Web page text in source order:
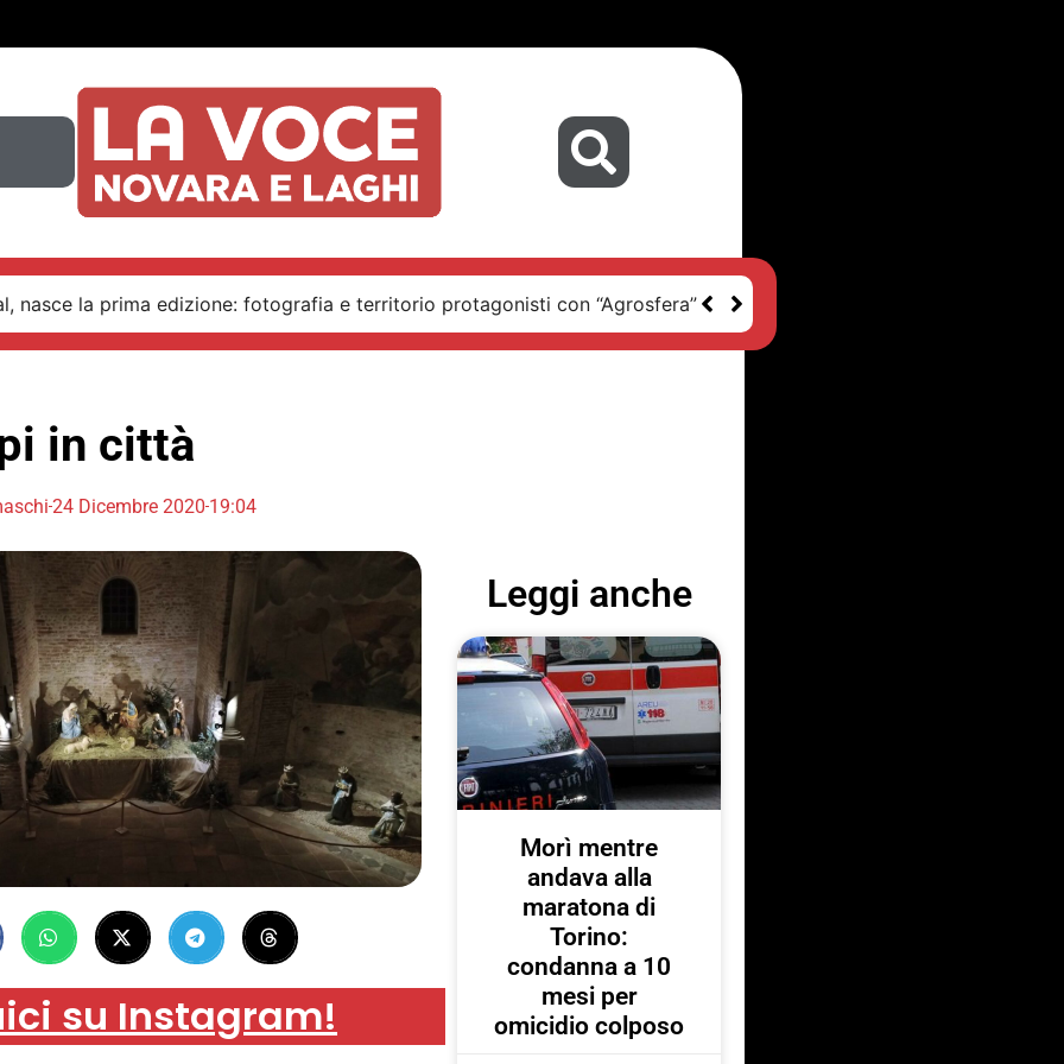
nasce la prima edizione: fotografia e territorio protagonisti con “Agrosfera”
in città
24 Dicembre 202019:04
su Instagram!
Leggi anche
Morì mentre
andava alla
maratona di
Torino:
condanna a 10
mesi per
omicidio colposo